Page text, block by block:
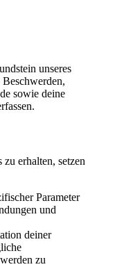
unseres
sowie deine
erhalten, setzen
Parameter
und
deiner
zu